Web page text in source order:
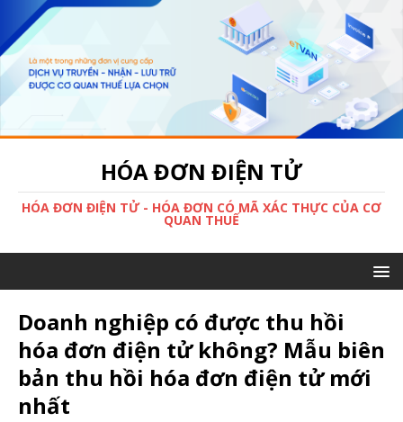
HÓA ĐƠN ĐIỆN TỬ
HÓA ĐƠN ĐIỆN TỬ - HÓA ĐƠN CÓ MÃ XÁC THỰC CỦA CƠ
QUAN THUẾ
Doanh nghiệp có được thu hồi
hóa đơn điện tử không? Mẫu biên
bản thu hồi hóa đơn điện tử mới
nhất